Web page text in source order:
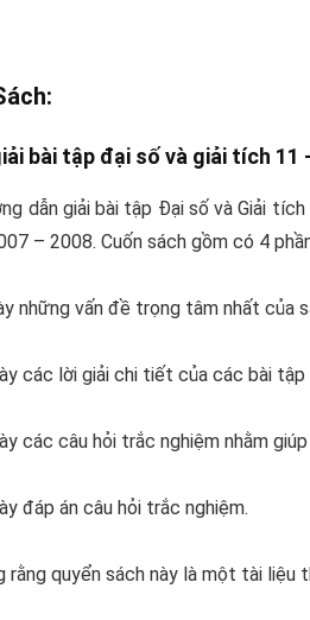
bài tập đại số và giải tích 11
dẫn giải bài tập Đại số và Giải
– 2008. Cuốn sách gồm có 4
những vấn đề trọng tâm nhất của
các lời giải chi tiết của các bài
các câu hỏi trắc nghiệm nhằm
đáp án câu hỏi trắc nghiệm.
rằng quyển sách này là một tài